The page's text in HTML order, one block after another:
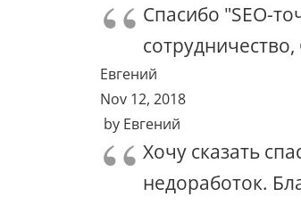
Спасибо "SEO-
Евгений
Nov 12, 2018
by Евгений
Хочу сказать
недоработок.